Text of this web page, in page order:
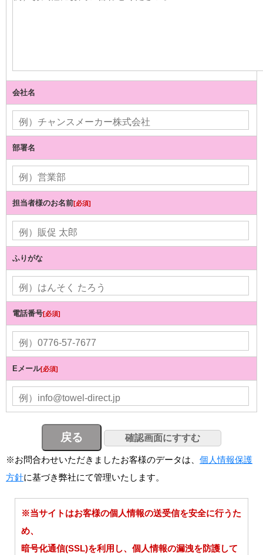
会社名
部署名
担当者様のお名前[必須]
ふりがな
電話番号[必須]
Eメール[必須]
※お問合わせいただきましたお客様のデータは、 個人情報保護
方針に基づき弊社にて管理いたします。
※当サイトはお客様の個人情報の送受信を安全に行うた
め、
暗号化通信(SSL)を利用し、個人情報の漏洩を防護して